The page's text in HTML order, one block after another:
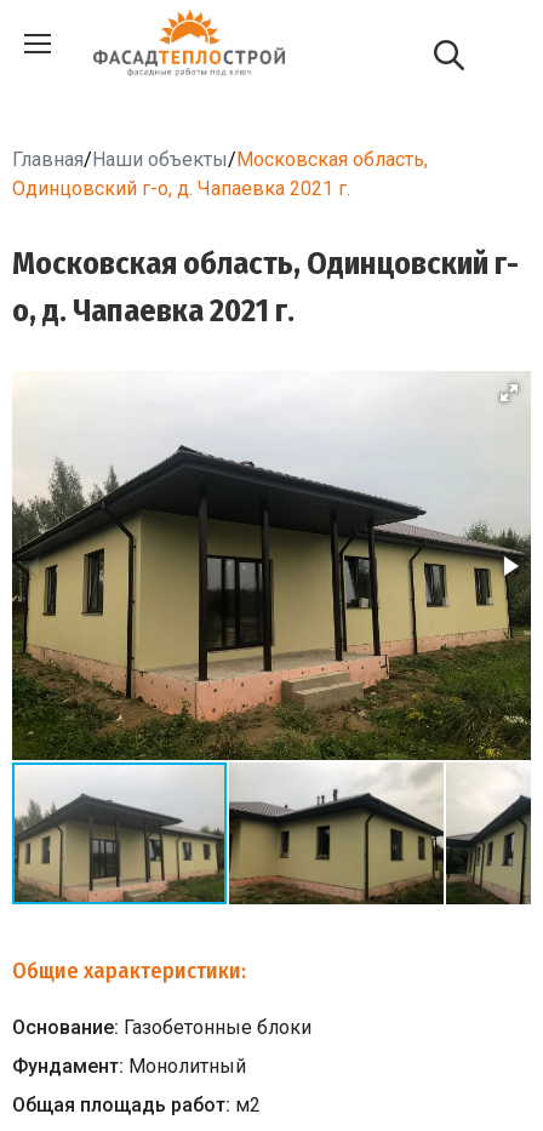
Главная/Наши объекты/Московская область,
Одинцовский г-о, д. Чапаевка 2021 г.
Московская область, Одинцовский г-
о, д. Чапаевка 2021 г.
Общие характеристики:
Основание: Газобетонные блоки
Фундамент: Монолитный
Общая площадь работ: м2